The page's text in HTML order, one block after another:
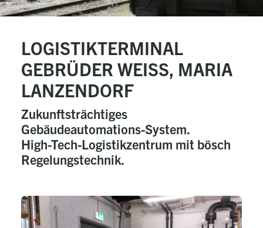
LOGISTIKTERMINAL
GEBRÜDER WEISS, MARIA
LANZENDORF
Zukunftsträchtiges
Gebäudeautomations-System.
High-Tech-Logistikzentrum mit bösch
Regelungstechnik.